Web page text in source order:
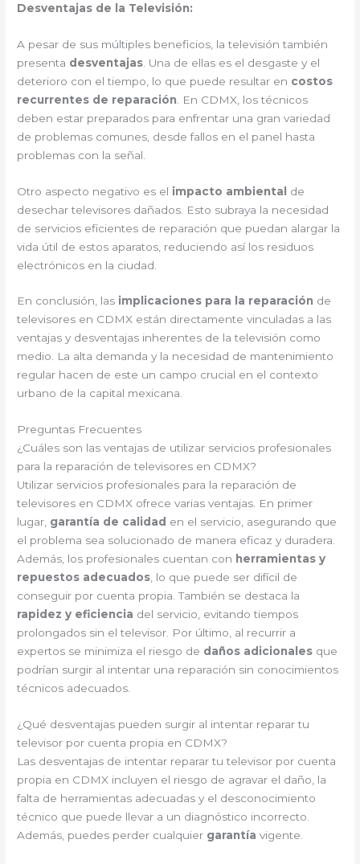
Desventajas de la Televisión:
A pesar de sus múltiples beneficios, la televisión también
presenta desventajas . Una de ellas es el desgaste y el
deterioro con el tiempo, lo que puede resultar en costos
recurrentes de reparación . En CDMX, los técnicos
deben estar preparados para enfrentar una gran variedad
de problemas comunes, desde fallos en el panel hasta
problemas con la señal.
Otro aspecto negativo es el impacto ambiental de
desechar televisores dañados. Esto subraya la necesidad
de servicios eficientes de reparación que puedan alargar la
vida útil de estos aparatos, reduciendo así los residuos
electrónicos en la ciudad.
En conclusión, las implicaciones para la reparación de
televisores en CDMX están directamente vinculadas a las
ventajas y desventajas inherentes de la televisión como
medio. La alta demanda y la necesidad de mantenimiento
regular hacen de este un campo crucial en el contexto
urbano de la capital mexicana.
Preguntas Frecuentes
¿Cuáles son las ventajas de utilizar servicios profesionales
para la reparación de televisores en CDMX?
Utilizar servicios profesionales para la reparación de
televisores en CDMX ofrece varias ventajas. En primer
lugar, garantía de calidad en el servicio, asegurando que
el problema sea solucionado de manera eficaz y duradera.
Además, los profesionales cuentan con herramientas y
repuestos adecuados, lo que puede ser difícil de
conseguir por cuenta propia. También se destaca la
rapidez y eficiencia del servicio, evitando tiempos
prolongados sin el televisor. Por último, al recurrir a
expertos se minimiza el riesgo de daños adicionales que
podrían surgir al intentar una reparación sin conocimientos
técnicos adecuados.
¿Qué desventajas pueden surgir al intentar reparar tu
televisor por cuenta propia en CDMX?
Las desventajas de intentar reparar tu televisor por cuenta
propia en CDMX incluyen el riesgo de agravar el daño, la
falta de herramientas adecuadas y el desconocimiento
técnico que puede llevar a un diagnóstico incorrecto.
Además, puedes perder cualquier garantía vigente.